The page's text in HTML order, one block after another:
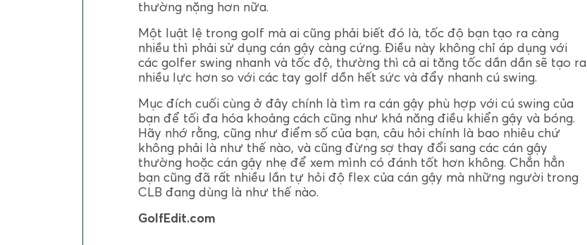
thường nặng hơn nữa.
Một luật lệ trong golf mà ai cũng phải biết đó là, tốc độ bạn tạo ra càng
nhiều thì phải sử dụng cán gậy càng cứng. Điều này không chỉ áp dụng với
các golfer swing nhanh và tốc độ, thường thì cả ai tăng tốc dần dần sẽ tạo ra
nhiều lực hơn so với các tay golf dồn hết sức và đẩy nhanh cú swing.
Mục đích cuối cùng ở đây chính là tìm ra cán gậy phù hợp với cú swing của
bạn để tối đa hóa khoảng cách cũng như khả năng điều khiển gậy và bóng.
Hãy nhớ rằng, cũng như điểm số của bạn, câu hỏi chính là bao nhiêu chứ
không phải là như thế nào, và cũng đừng sợ thay đổi sang các cán gậy
thường hoặc cán gậy nhẹ để xem mình có đánh tốt hơn không. Chắn hẳn
bạn cũng đã rất nhiều lần tự hỏi độ flex của cán gậy mà những người trong
CLB đang dùng là như thế nào.
GolfEdit.com